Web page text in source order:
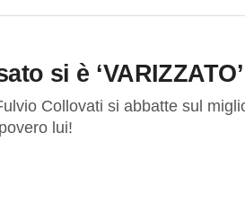
si è
Collovati si abbatte sul
lui!